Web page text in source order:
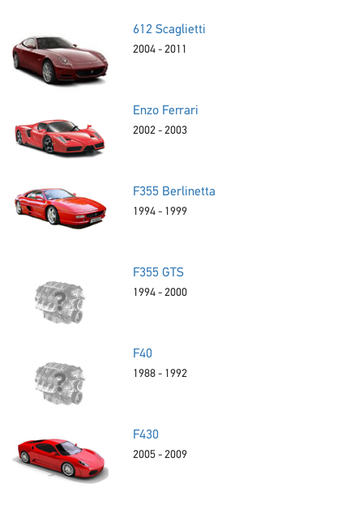
612 Scaglietti
2004 - 2011
Enzo Ferrari
2002 - 2003
F355 Berlinetta
1994 - 1999
F355 GTS
1994 - 2000
F40
1988 - 1992
F430
2005 - 2009